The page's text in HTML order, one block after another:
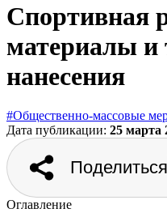
Спортивная
материалы и
нанесения
#Общественно‑массовые
Дата публикации: 25 марта
Поделиться
Оглавление